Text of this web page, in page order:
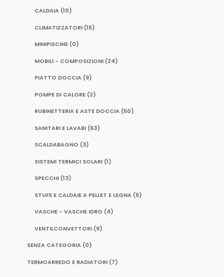
CALDAIA (10)
CLIMATIZZATORI (15)
MINIPISCINE (0)
MOBILI - COMPOSIZIONI (24)
PIATTO DOCCIA (9)
POMPE DI CALORE (2)
RUBINETTERIA E ASTE DOCCIA (50)
SANITARI E LAVABI (63)
SCALDABAGNO (3)
SISTEMI TERMICI SOLARI (1)
SPECCHI (13)
STUFE E CALDAIE A PELLET E LEGNA (5)
VASCHE - VASCHE IDRO (4)
VENTILCONVETTORI (9)
SENZA CATEGORIA (0)
TERMOARREDO E RADIATORI (7)